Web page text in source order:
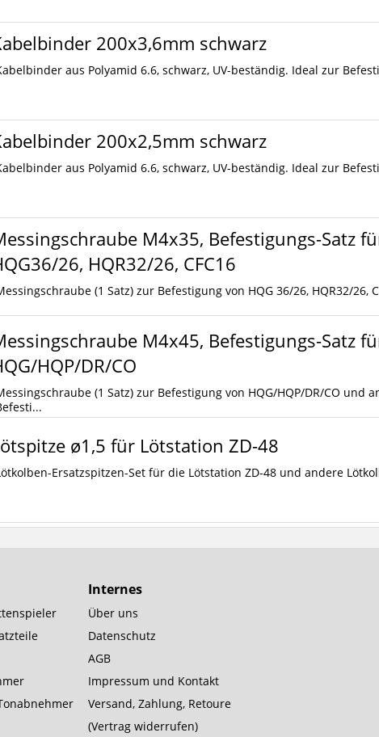
200x3,6mm schwarz
aus Polyamid 6.6, schwarz, UV-beständig. Ideal zur
200x2,5mm schwarz
aus Polyamid 6.6, schwarz, UV-beständig. Ideal zur
M4x35, Befestigungs-Satz
26, HQR32/26, CFC16
(1 Satz) zur Befestigung von HQG 36/26, HQR32/26,
M4x45, Befestigungs-Satz
HQP/DR/CO
(1 Satz) zur Befestigung von HQG/HQP/DR/CO und
ø1,5 für Lötstation ZD-48
Ersatzspitzen-Set für die Lötstation ZD-48 und andere
Internes
Über uns
Datenschutz
AGB
Impressum und Kontakt
Versand, Zahlung, Retoure
(Vertrag widerrufen)